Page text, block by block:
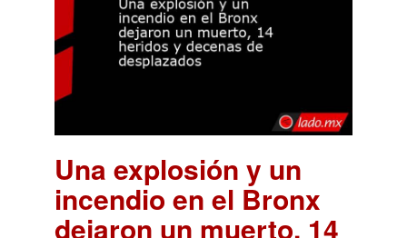
Una explosión y un
incendio en el Bronx
dejaron un muerto, 14